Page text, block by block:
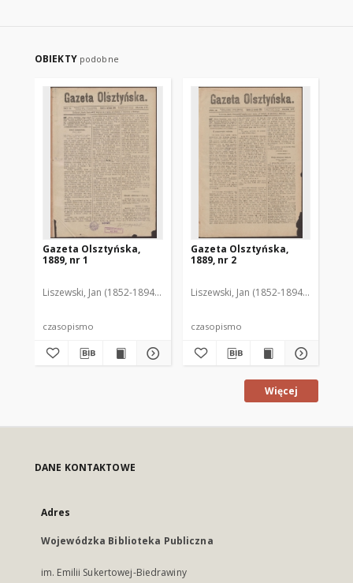
OBIEKTY podobne
Gazeta Olsztyńska,
1889, nr 1
Liszewski, Jan (1852-1894). Red.
czasopismo
Gazeta Olsztyńska,
1889, nr 2
Liszewski, Jan (1852-1894). Red.
czasopismo
Więcej
DANE KONTAKTOWE
Adres
Wojewódzka Biblioteka Publiczna
im. Emilii Sukertowej-Biedrawiny